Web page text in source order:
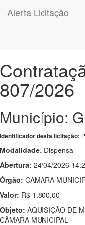
Alerta Licitação
807/2026
Município:
Identificador desta licitação:
Modalidade: Dispensa
Abertura: 24/04/2026
Órgão: CAMARA
Valor: R$ 1.800,00
Objeto: AQUISIÇÃO DE
CÂMARA MUNICIPAL